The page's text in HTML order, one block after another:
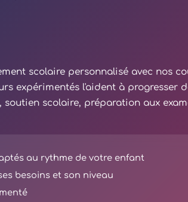
scolaire personnalisé avec nos
expérimentés l'aident à progresser
scolaire, préparation aux
au rythme de votre enfant
besoins et son niveau